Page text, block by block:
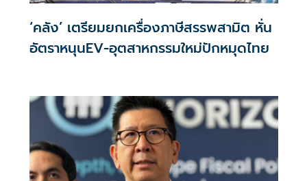
‘คลัง’ เตรียมยกเครื่องภาษีสรรพสามิต หั่น
อัตราหนุนEV-อุตสาหกรรมใหม่ปักหมุดไทย